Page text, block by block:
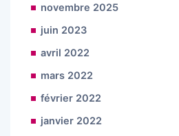
novembre 2025
juin 2023
avril 2022
mars 2022
février 2022
janvier 2022